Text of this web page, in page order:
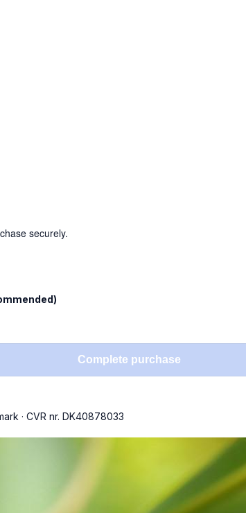
securely.
Complete purchase
· CVR nr. DK40878033